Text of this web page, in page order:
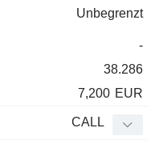
Unbegrenzt
-
38.286
7,200 EUR
CALL